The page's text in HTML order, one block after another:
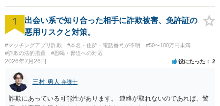
1
出会い系で知り合った相手に詐欺被害、免許証の
悪用リスクと対策。
#マッチングアプリ詐欺 #本名・住所・電話番号が不明
#50〜100万円未満
#詐欺の法的措置
#恐喝・脅迫への対応
2026年7月26日 役にたった 2
三村 勇人 弁護士
詐欺にあっている可能性があります。 連絡が取れないのであれば、警